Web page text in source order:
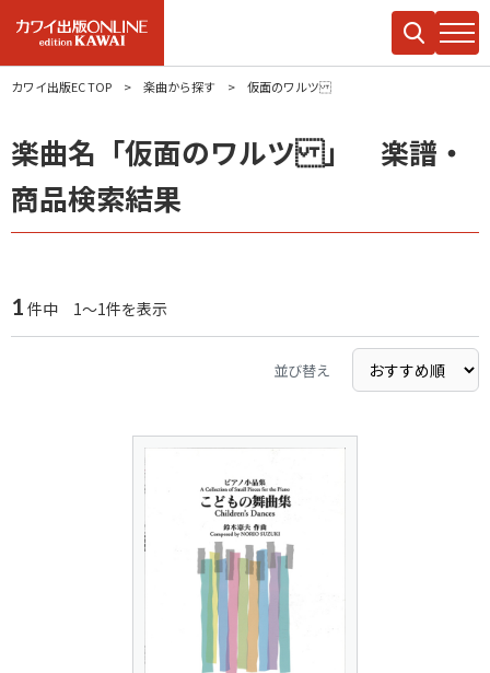
カワイ出版EC TOP 楽曲から探す 仮面のワルツ
楽曲名「仮面のワルツ 」 楽譜・
商品検索結果
1 件中 1～1件を表示
並び替え